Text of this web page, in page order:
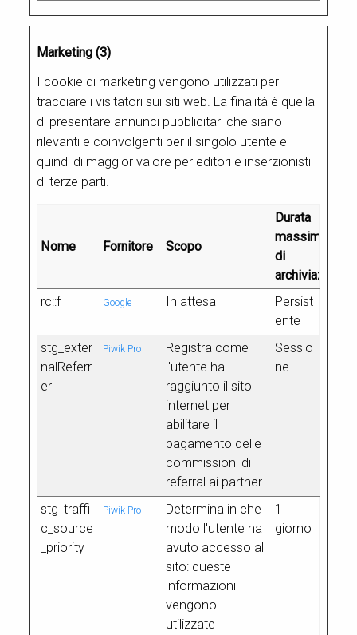
Marketing (3)
I cookie di marketing vengono utilizzati per
tracciare i visitatori sui siti web. La finalità è quella
di presentare annunci pubblicitari che siano
rilevanti e coinvolgenti per il singolo utente e
quindi di maggior valore per editori e inserzionisti
di terze parti.
Nome Fornitore Scopo
Durata
massima
di
archiviazione
rc::f
Google In attesa
Persist
ente
stg_exter
nalReferr
er
Piwik Pro
Registra come
l'utente ha
raggiunto il sito
internet per
abilitare il
pagamento delle
commissioni di
referral ai partner.
Sessio
ne
stg_traffi
c_source
_priority
Piwik Pro
Determina in che
modo l'utente ha
avuto accesso al
sito: queste
informazioni
vengono
utilizzate
1
giorno